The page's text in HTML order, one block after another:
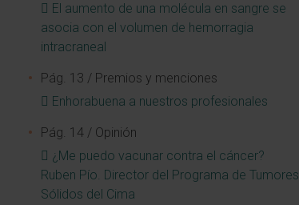
El aumento de una molécula en sangre se
asocia con el volumen de hemorragia
intracraneal
Pág. 13 / Premios y menciones
Enhorabuena a nuestros profesionales
Pág. 14 / Opinión
¿Me puedo vacunar contra el cáncer?
Ruben Pío. Director del Programa de Tumores
Sólidos del Cima